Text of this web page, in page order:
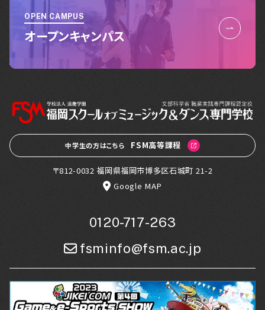
OPEN CAMPUS
オープンキャンパス
中学生の方はこちら FSM高等課程
〒812-0032 福岡県福岡市博多区石城町 21-2
Google MAP
0120-717-263
fsminfo@fsm.ac.jp